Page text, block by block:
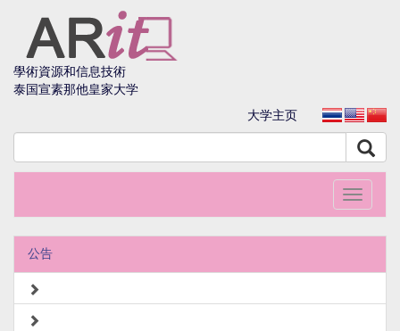
學術資源和信息技術
泰国宣素那他皇家大学
大学主页
Toggle
公告